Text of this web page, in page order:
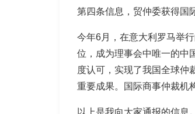
第四条信息，贸仲委获得国
今年6月，在意大利罗马举
位，成为理事会中唯一的中
度认可，实现了我国全球仲
重要成果。国际商事仲裁机
以上是我向大家通报的信息